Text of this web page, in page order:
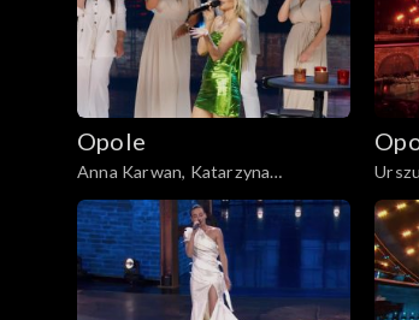
Opole
Opole
Opole
Opole
tęsknoty – koncert pamięci
Wojciecha Trzcińskiego”
Opole
Anna Karwan, Katarzyna
Cerekwicka i Kasia Moś – medley.
62. KFPP: „Małe tęsknoty –
koncert pamięci Wojciecha
Trzcińskiego”